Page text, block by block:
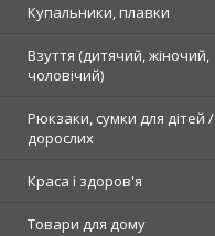
Купальники, плавки
Взуття (дитячий, жіночий,
чоловічий)
Рюкзаки, сумки для дітей /
дорослих
Краса і здоров'я
Товари для дому